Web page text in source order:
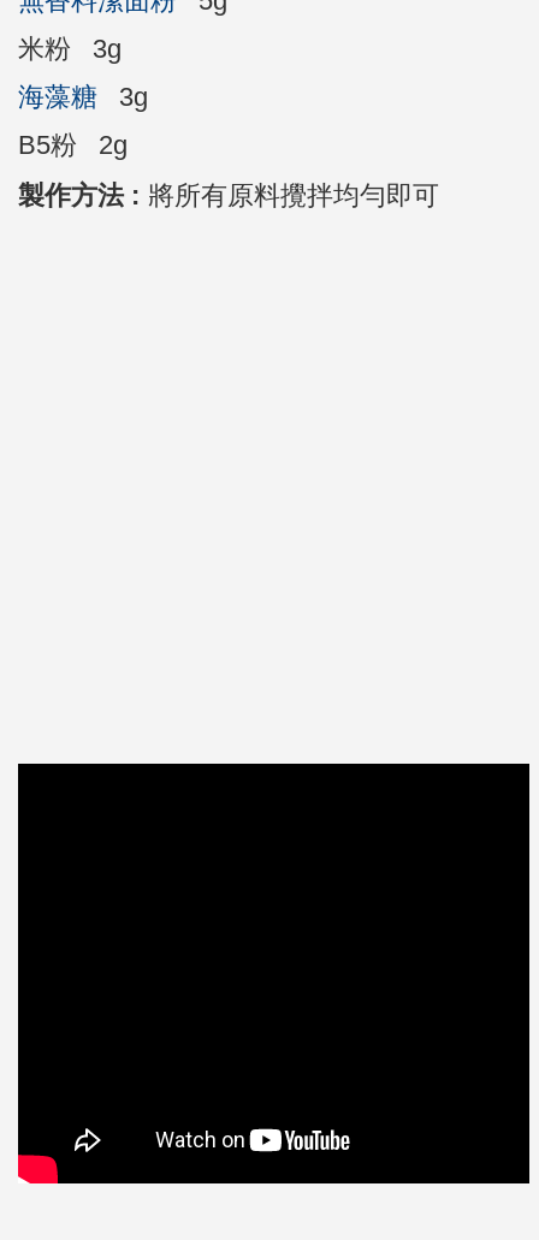
米粉 3g
海藻糖
3g
B5粉 2g
製作方法 : 將所有原料攪拌均勻即可